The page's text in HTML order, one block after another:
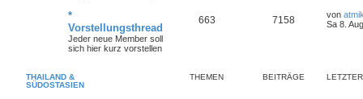
*
Vorstellungsthread
Jeder neue Member soll
sich hier kurz vorstellen
663 7158 von
Sa 8.
THAILAND &
SÜDOSTASIEN
THEMEN BEITRÄGE